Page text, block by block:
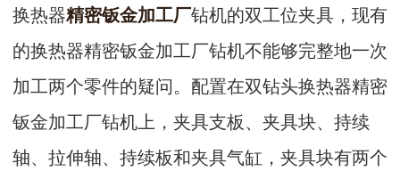
换热器精密钣金加工厂钻机的双工位夹具，现有
的换热器精密钣金加工厂钻机不能够完整地一次
加工两个零件的疑问。配置在双钻头换热器精密
钣金加工厂钻机上，夹具支板、夹具块、持续
轴、拉伸轴、持续板和夹具气缸，夹具块有两个